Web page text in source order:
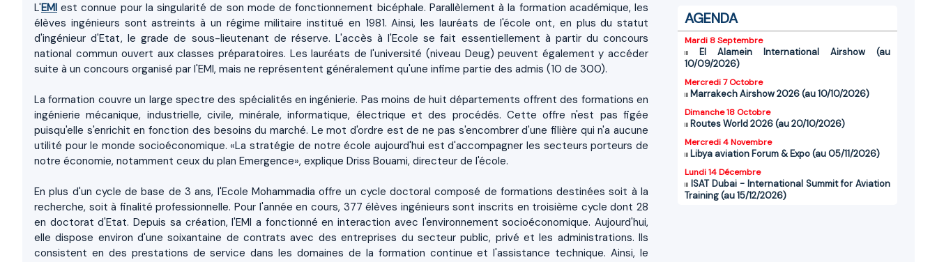
L'EMI est connue pour la singularité de son mode de fonctionnement bicéphale. Parallèlement à la formation académique, les
élèves ingénieurs sont astreints à un régime militaire institué en 1981. Ainsi, les lauréats de l'école ont, en plus du statut
d'ingénieur d'Etat, le grade de sous-lieutenant de réserve. L'accès à l'Ecole se fait essentiellement à partir du concours
national commun ouvert aux classes préparatoires. Les lauréats de l'université (niveau Deug) peuvent également y accéder
suite à un concours organisé par l'EMI, mais ne représentent généralement qu'une infime partie des admis (10 de 300).
La formation couvre un large spectre des spécialités en ingénierie. Pas moins de huit départements offrent des formations en
ingénierie mécanique, industrielle, civile, minérale, informatique, électrique et des procédés. Cette offre n'est pas figée
puisqu'elle s'enrichit en fonction des besoins du marché. Le mot d'ordre est de ne pas s'encombrer d'une filière qui n'a aucune
utilité pour le monde socioéconomique. «La stratégie de notre école aujourd'hui est d'accompagner les secteurs porteurs de
notre économie, notamment ceux du plan Emergence», explique Driss Bouami, directeur de l'école.
En plus d'un cycle de base de 3 ans, l'Ecole Mohammadia offre un cycle doctoral composé de formations destinées soit à la
recherche, soit à finalité professionnelle. Pour l'année en cours, 377 élèves ingénieurs sont inscrits en troisième cycle dont 28
en doctorat d'Etat. Depuis sa création, l'EMI a fonctionné en interaction avec l'environnement socioéconomique. Aujourd'hui,
elle dispose environ d'une soixantaine de contrats avec des entreprises du secteur public, privé et les administrations. Ils
consistent en des prestations de service dans les domaines de la formation continue et l'assistance technique. Ainsi, le
AGENDA
Mardi 8 Septembre
El Alamein International Airshow (au
10/09/2026)
Mercredi 7 Octobre
Marrakech Airshow 2026 (au 10/10/2026)
Dimanche 18 Octobre
Routes World 2026 (au 20/10/2026)
Mercredi 4 Novembre
Libya aviation Forum & Expo (au 05/11/2026)
Lundi 14 Décembre
ISAT Dubai - International Summit for Aviation
Training (au 15/12/2026)